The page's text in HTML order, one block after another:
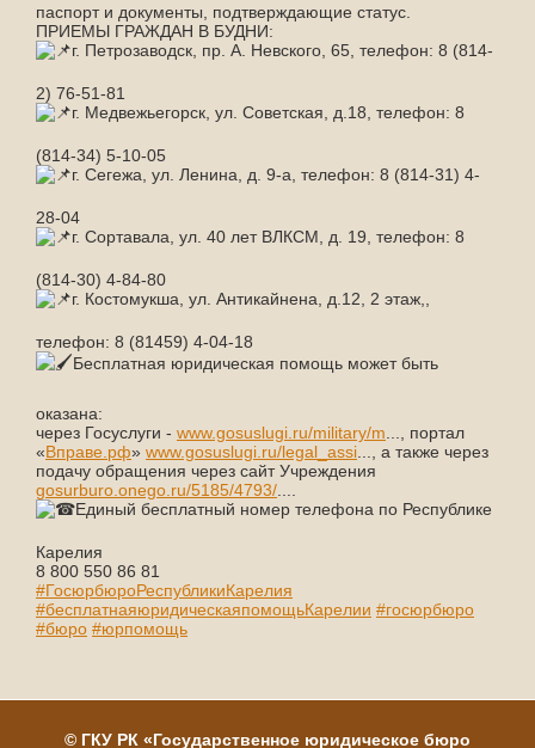
паспорт и документы, подтверждающие статус.
ПРИЕМЫ ГРАЖДАН В БУДНИ:
г. Петрозаводск, пр. А. Невского, 65, телефон: 8 (814-
2) 76-51-81
г. Медвежьегорск, ул. Советская, д.18, телефон: 8
(814-34) 5-10-05
г. Сегежа, ул. Ленина, д. 9-а, телефон: 8 (814-31) 4-
28-04
г. Сортавала, ул. 40 лет ВЛКСМ, д. 19, телефон: 8
(814-30) 4-84-80
г. Костомукша, ул. Антикайнена, д.12, 2 этаж,,
телефон: 8 (81459) 4-04-18
Бесплатная юридическая помощь может быть
оказана:
через Госуслуги - www.gosuslugi.ru/military/m ..., портал
«Вправе.рф» www.gosuslugi.ru/legal_assi ..., а также через
подачу обращения через сайт Учреждения
gosurburo.onego.ru/5185/4793/
Единый бесплатный номер телефона по Республике
Карелия
8 800 550 86 81
#ГосюрбюроРеспубликиКарелия
#бесплатнаяюридическаяпомощьКарелии #госюрбюро
#бюро #юрпомощь
© ГКУ РК «Государственное юридическое бюро